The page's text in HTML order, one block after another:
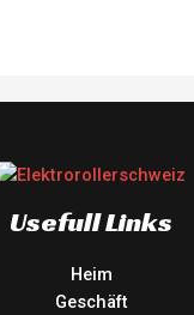
Usefull Links
Heim
Geschäft